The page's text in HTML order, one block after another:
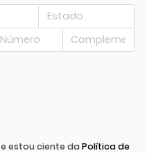
e estou ciente daPolítica de